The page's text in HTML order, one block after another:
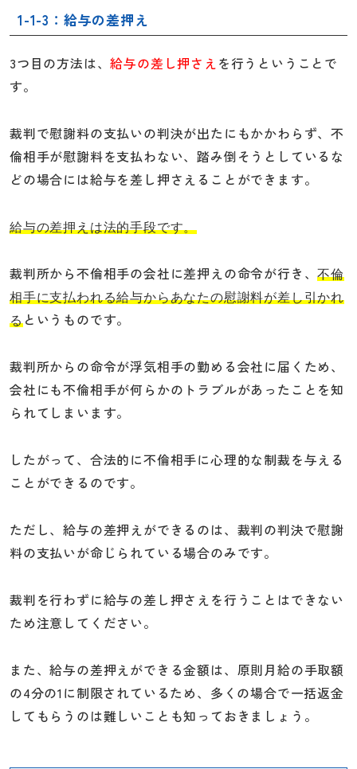
1-1-3：給与の差押え
3つ目の方法は、給与の差し押さえを行うということで
す。
裁判で慰謝料の支払いの判決が出たにもかかわらず、不
倫相手が慰謝料を支払わない、踏み倒そうとしているな
どの場合には給与を差し押さえることができます。
給与の差押えは法的手段です。
裁判所から不倫相手の会社に差押えの命令が行き、不倫
相手に支払われる給与からあなたの慰謝料が差し引かれ
るというものです。
裁判所からの命令が浮気相手の勤める会社に届くため、
会社にも不倫相手が何らかのトラブルがあったことを知
られてしまいます。
したがって、合法的に不倫相手に心理的な制裁を与える
ことができるのです。
ただし、給与の差押えができるのは、裁判の判決で慰謝
料の支払いが命じられている場合のみです。
裁判を行わずに給与の差し押さえを行うことはできない
ため注意してください。
また、給与の差押えができる金額は、原則月給の手取額
の4分の1に制限されているため、多くの場合で一括返金
してもらうのは難しいことも知っておきましょう。